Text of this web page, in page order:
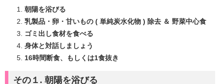
朝陽を浴びる
乳製品・卵・甘いもの ( 単純炭水化物 ) 除去 ＆ 野菜中心食
ゴミ出し食材を食べる
身体と対話しましょう
16時間断食、もしくは1食抜き
その１. 朝陽を浴びる